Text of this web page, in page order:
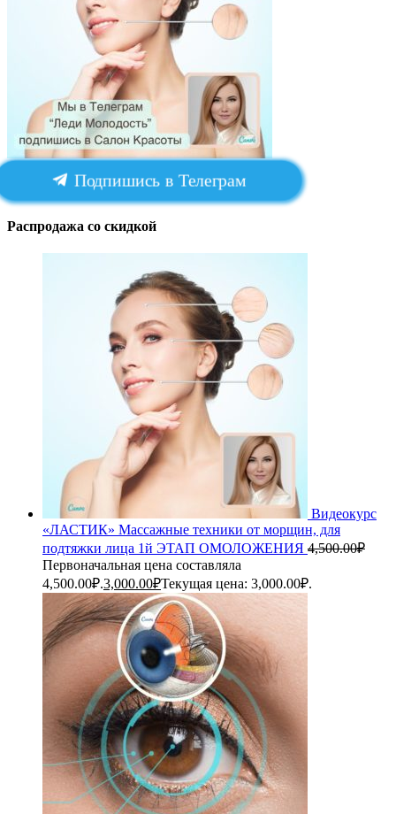
Подпишись в Телеграм
Распродажа со скидкой
Видеокурс
«ЛАСТИК» Массажные техники от морщин, для
подтяжки лица 1й ЭТАП ОМОЛОЖЕНИЯ 4,500.00₽
Первоначальная цена составляла
4,500.00₽.3,000.00₽Текущая цена: 3,000.00₽.